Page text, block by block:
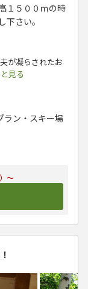
１５００ｍの時
さい。
が凝らされたお
見る
～
ラン・スキー場